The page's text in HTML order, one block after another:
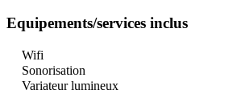
Equipements/services inclus
Wifi
Sonorisation
Variateur lumineux